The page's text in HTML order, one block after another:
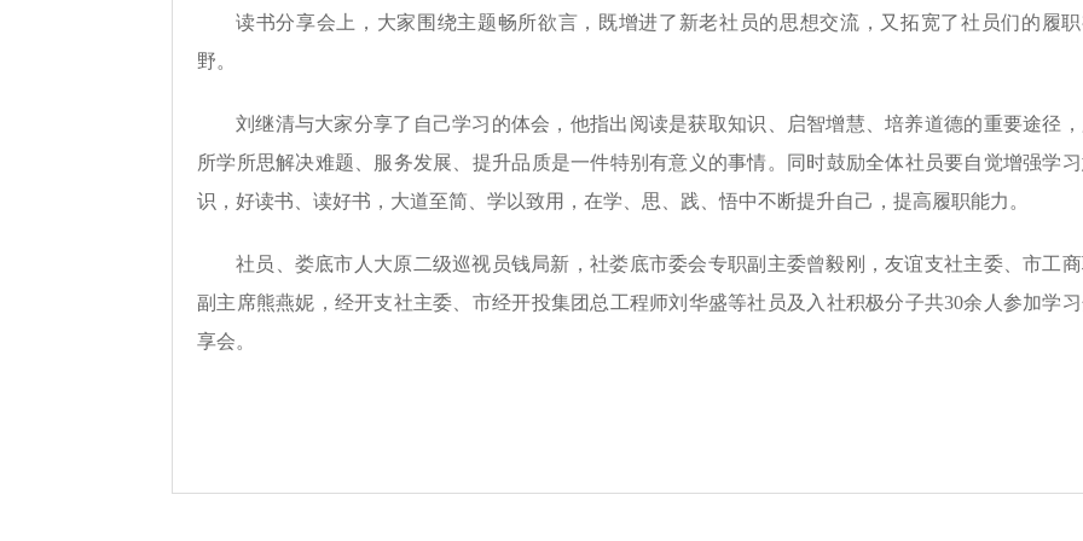
读书分享会上，大家围绕主题畅所欲言，既增进了新老社员的思想交流，又拓宽了社员们的履
野。
刘继清与大家分享了自己学习的体会，他指出阅读是获取知识、启智增慧、培养道德的重要途径，
所学所思解决难题、服务发展、提升品质是一件特别有意义的事情。同时鼓励全体社员要自觉增强学
识，好读书、读好书，大道至简、学以致用，在学、思、践、悟中不断提升自己，提高履职能力。
社员、娄底市人大原二级巡视员钱局新，社娄底市委会专职副主委曾毅刚，友谊支社主委、市工
副主席熊燕妮，经开支社主委、市经开投集团总工程师刘华盛等社员及入社积极分子共30余人参加学
享会。